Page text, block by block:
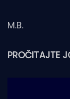
M.B.
PROČITAJTE